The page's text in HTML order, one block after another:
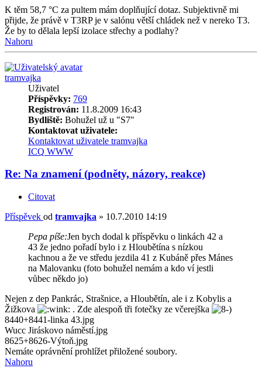
K těm 58,7 °C za pultem mám doplňující dotaz. Subjektivně mi
přijde, že právě v T3RP je v salónu větší chládek než v nereko T3.
Že by to dělala lepší izolace střechy a podlahy?
Nahoru
tramvajka
Uživatel
Příspěvky: 769
Registrován: 11.8.2009 16:43
Bydliště: Bohužel už u "S7"
Kontaktovat uživatele:
Kontaktovat uživatele tramvajka
ICQ WWW
Re: Na znamení (podněty, názory, reakce)
Citovat
Příspěvek od tramvajka » 10.7.2010 14:19
Pepa píše:Jen bych dodal k příspěvku o linkách 42 a
43 že jedno pořadí bylo i z Hloubětína s nízkou
kachnou a že ve středu jezdila 41 z Kubáně přes Mánes
na Malovanku (foto bohužel nemám a kdo ví jestli
vůbec někdo jo)
Nejen z dep Pankrác, Strašnice, a Hloubětín, ale i z Kobylis a
Žižkova
. Zde alespoň tři fotečky ze včerejška
8440+8441-linka 43.jpg
Wucc Jiráskovo náměstí.jpg
8625+8626-Výtoň.jpg
Nemáte oprávnění prohlížet přiložené soubory.
Nahoru